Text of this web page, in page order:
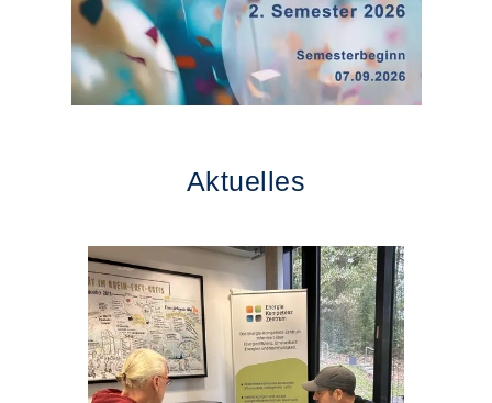
Aktuelles